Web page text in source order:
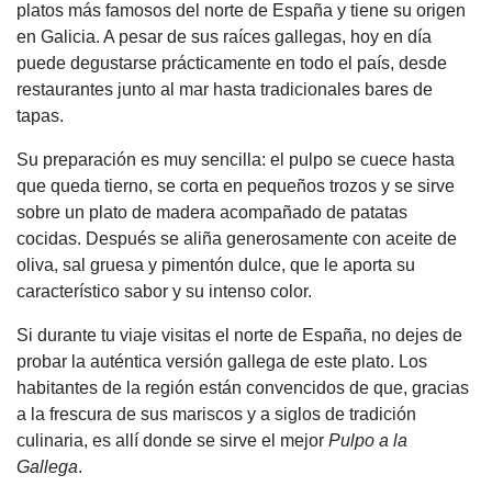
platos más famosos del norte de España y tiene su origen
en Galicia. A pesar de sus raíces gallegas, hoy en día
puede degustarse prácticamente en todo el país, desde
restaurantes junto al mar hasta tradicionales bares de
tapas.
Su preparación es muy sencilla: el pulpo se cuece hasta
que queda tierno, se corta en pequeños trozos y se sirve
sobre un plato de madera acompañado de patatas
cocidas. Después se aliña generosamente con aceite de
oliva, sal gruesa y pimentón dulce, que le aporta su
característico sabor y su intenso color.
Si durante tu viaje visitas el norte de España, no dejes de
probar la auténtica versión gallega de este plato. Los
habitantes de la región están convencidos de que, gracias
a la frescura de sus mariscos y a siglos de tradición
culinaria, es allí donde se sirve el mejor Pulpo a la
Gallega.